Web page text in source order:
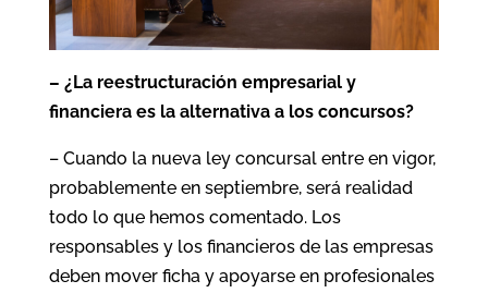
– ¿La reestructuración empresarial y
financiera es la alternativa a los concursos?
– Cuando la nueva ley concursal entre en vigor,
probablemente en septiembre, será realidad
todo lo que hemos comentado. Los
responsables y los financieros de las empresas
deben mover ficha y apoyarse en profesionales